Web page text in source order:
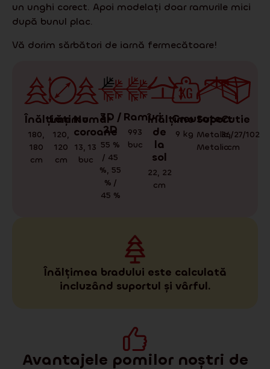
un unghi corect. Apoi modelați doar ramurile mici
după bunul plac.
Vă dorim sărbători de iarnă fermecătoare!
Înălțime
180,
180
cm
Lățime
120,
120
cm
Număr
coroane
13,13
buc
3D /
2D
55 %
/ 45
%, 55
% /
45 %
Ramuri
993
buc
Înălțime
de
la
sol
22, 22
cm
Greutate
9 kg
Suport
Metalic,
Metalic
Cutie
36/27/102
cm
Înălțimea bradului este calculată
incluzând suportul și vârful.
Avantajele pomilor noștri de